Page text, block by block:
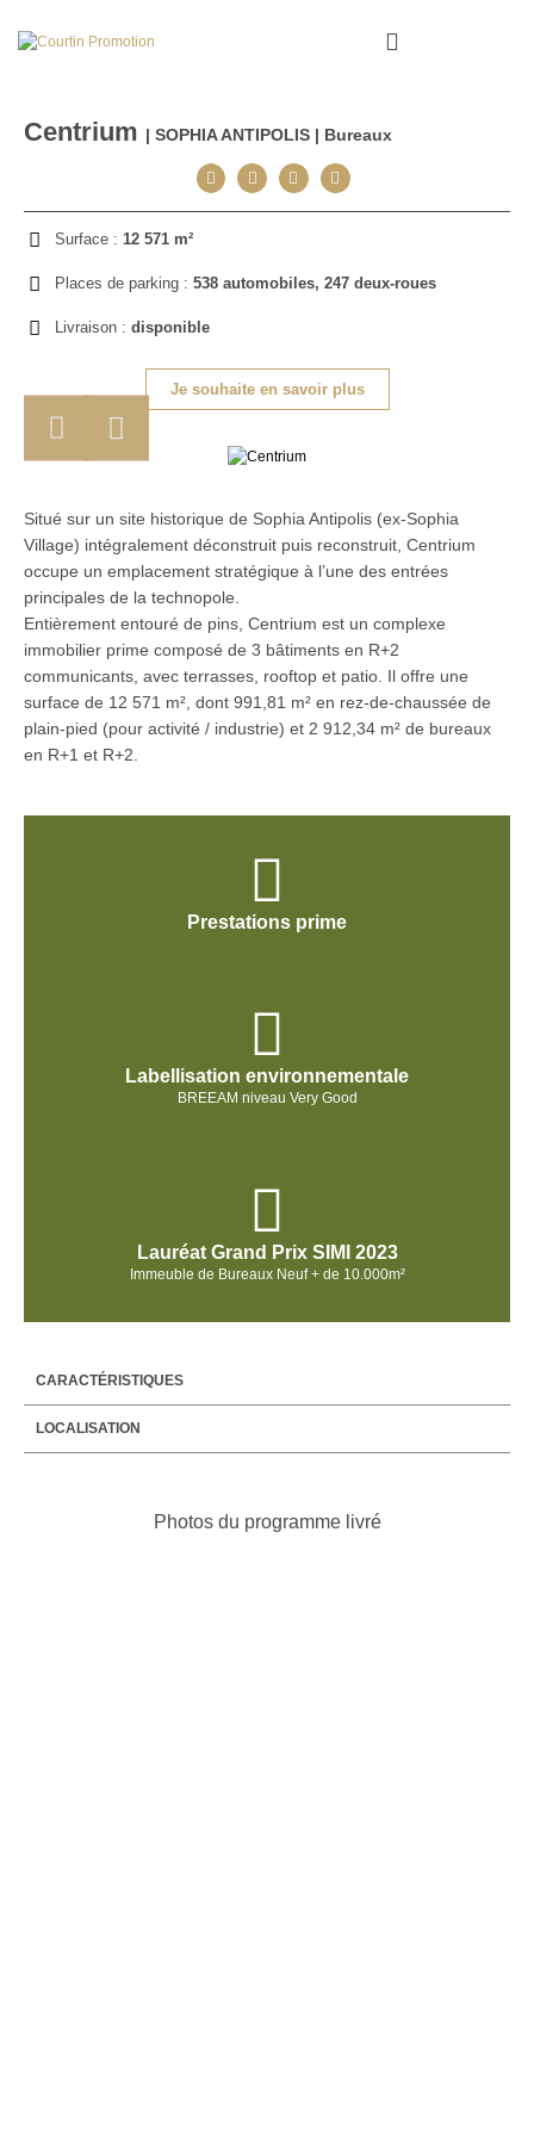
Centrium | SOPHIA ANTIPOLIS | Bureaux
Surface :12 571 m²
Places de parking :538 automobiles, 247 deux-roues
Livraison :disponible
Je souhaite en savoir plus
Situé sur un site historique de Sophia Antipolis (ex-Sophia
Village) intégralement déconstruit puis reconstruit, Centrium
occupe un emplacement stratégique à l’une des entrées
principales de la technopole.
Entièrement entouré de pins, Centrium est un complexe
immobilier prime composé de 3 bâtiments en R+2
communicants, avec terrasses, rooftop et patio. Il offre une
surface de 12 571 m², dont 991,81 m² en rez-de-chaussée de
plain-pied (pour activité / industrie) et 2 912,34 m² de bureaux
en R+1 et R+2.
Prestations prime
Labellisation environnementale
BREEAM niveau Very Good
Lauréat Grand Prix SIMI 2023
Immeuble de Bureaux Neuf + de 10.000m²
CARACTÉRISTIQUES
LOCALISATION
Photos du programme livré